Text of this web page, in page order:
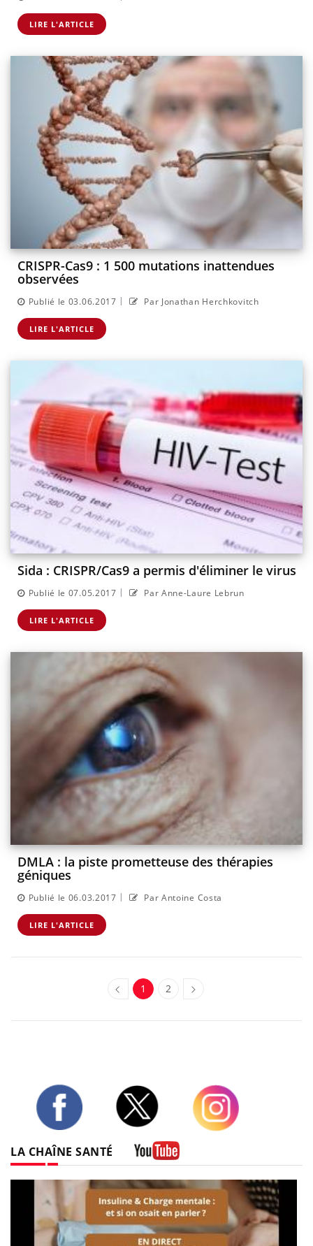
LIRE L'ARTICLE
CRISPR-Cas9 : 1 500 mutations inattendues
observées
Publié le 03.06.2017 | Par Jonathan Herchkovitch
LIRE L'ARTICLE
Sida : CRISPR/Cas9 a permis d'éliminer le virus
Publié le 07.05.2017 | Par Anne-Laure Lebrun
LIRE L'ARTICLE
DMLA : la piste prometteuse des thérapies
géniques
Publié le 06.03.2017 | Par Antoine Costa
LIRE L'ARTICLE
1 2
LA CHAÎNE SANTÉ